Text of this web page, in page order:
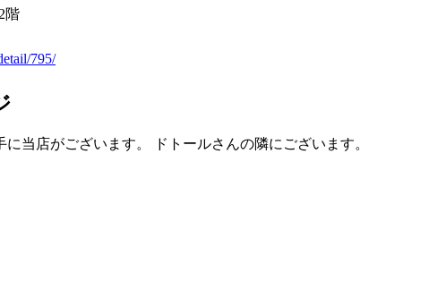
階
795/
学芸大学駅を出て左手に進んでいただくと左手に当店がございます。 ドトールさんの隣にございます。